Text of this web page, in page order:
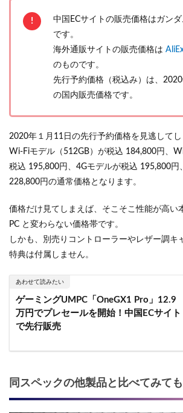
中国ECサイトの販売価格はガン
です。
海外通販サイトの販売価格は
のものです。
先行予約価格（税込み）は、
の国内販売価格です。
2020年１月11日の先行予約価格を見逃してし
Wi-Fiモデル（512GB）が税込 184,800円、
税込 195,800円、4Gモデルが税込 195,800円
228,800円の通常価格となります。
価格だけ見てしまえば、そこそこ性能が高い
PC と変わらない価格帯です。
しかも、別売りコントローラーやレザー調キ
特典は付属しません。
あわせて読みたい
ゲーミングUMPC「OneGX1 Pro」12.9
万円でプレセールを開始！中国ECサイト
で先行販売
同スペックの他製品と比べてみて